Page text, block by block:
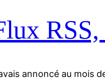
annoncé au mois